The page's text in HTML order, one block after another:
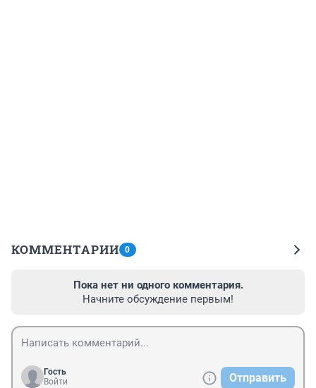
КОММЕНТАРИИ 0
Пока нет ни одного комментария.
Начните обсуждение первым!
Гость
Войти
Отправить